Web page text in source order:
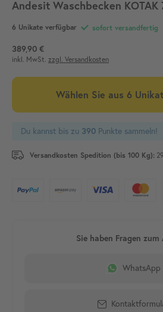
Andesit Waschbecken KOTAK
6 Unikate verfügbar sofort versandfertig
389,90 €
inkl. MwSt. zzgl. Versandkosten
Wählen Sie aus 6
Du kannst bis zu 390 Punkte sammeln!
Versandkosten Spedition (bis 100 Kg):
WhatsApp